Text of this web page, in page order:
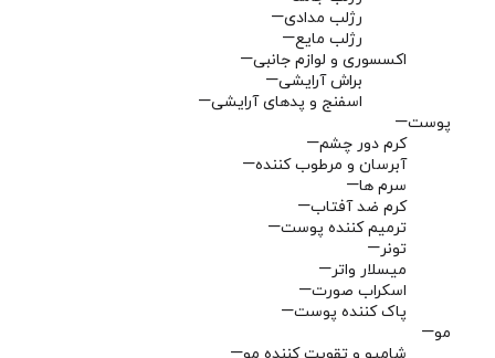
رژلب مدادی
رژلب مایع
اکسسوری و لوازم جانبی
براش آرایشی
اسفنج و پدهای آرایشی
پوست
کرم دور چشم
آبرسان و مرطوب کننده
سرم ها
کرم ضد آفتاب
ترمیم کننده پوست
تونر
میسلار واتر
اسکراب صورت
پاک کننده پوست
مو